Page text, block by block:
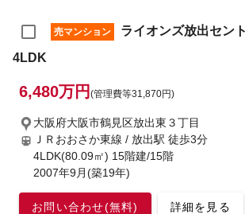
売マンション
ライオンズ放出セン
4LDK
6,480万円 (管理費等31,870円)
大阪府大阪市鶴見区放出東３丁目
ＪＲおおさか東線 / 放出駅 徒歩3分
4LDK(80.09㎡) 15階建/15階
2007年9月(築19年)
お問い合わせ(無料) 詳細を見る